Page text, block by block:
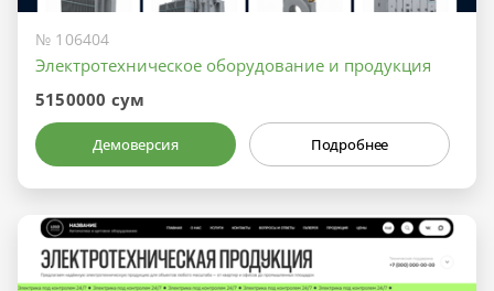
№ 106404
Электротехническое оборудование и продукция
5150000 сум
Демоверсия Подробнее